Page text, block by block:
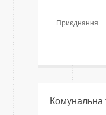
Приєднання
Комунальна